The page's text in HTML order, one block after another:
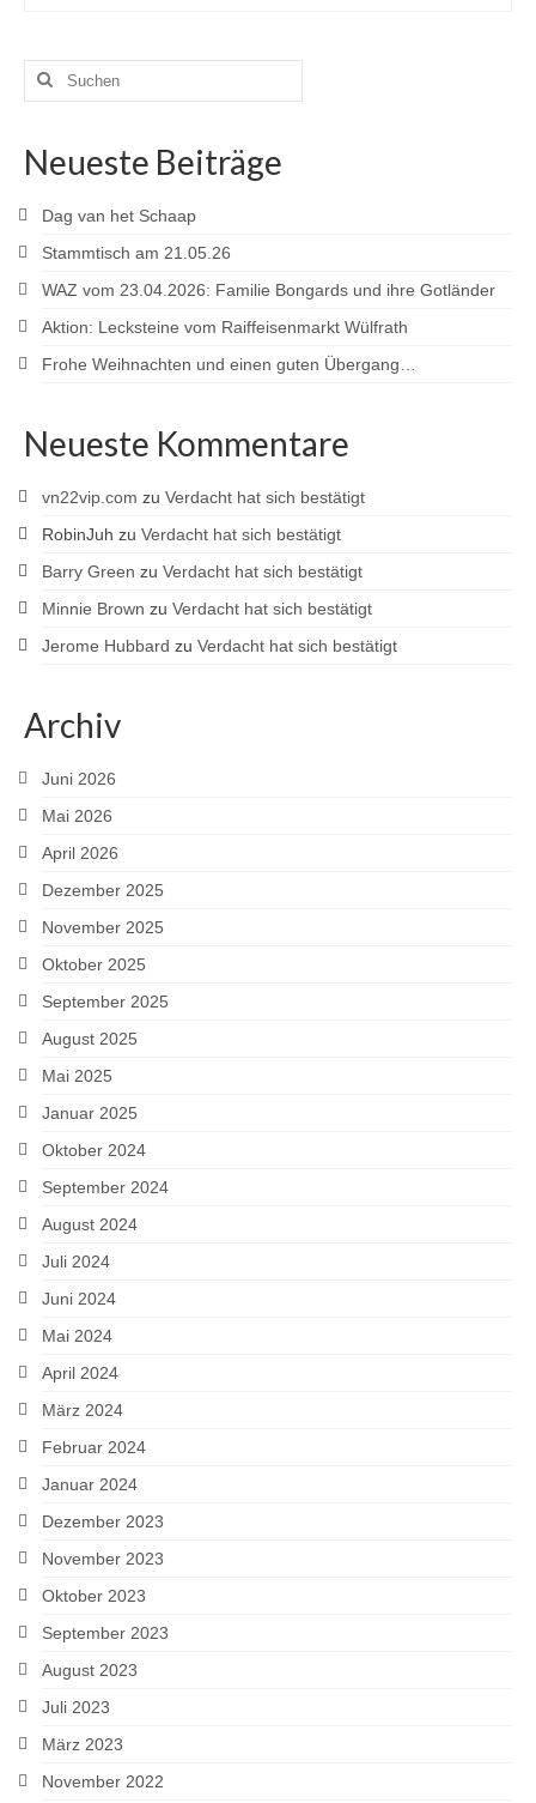
Formulare
Tierärzte
Sponsoren
Suchen
Neueste Beiträge
Dag van het Schaap
Stammtisch am 21.05.26
WAZ vom 23.04.2026: Familie Bongards und ihre Gotländer
Aktion: Lecksteine vom Raiffeisenmarkt Wülfrath
Frohe Weihnachten und einen guten Übergang…
Neueste Kommentare
vn22vip.com zu Verdacht hat sich bestätigt
RobinJuh zu Verdacht hat sich bestätigt
Barry Green zu Verdacht hat sich bestätigt
Minnie Brown zu Verdacht hat sich bestätigt
Jerome Hubbard zu Verdacht hat sich bestätigt
Archiv
Juni 2026
Mai 2026
April 2026
Dezember 2025
November 2025
Oktober 2025
September 2025
August 2025
Mai 2025
Januar 2025
Oktober 2024
September 2024
August 2024
Juli 2024
Juni 2024
Mai 2024
April 2024
März 2024
Februar 2024
Januar 2024
Dezember 2023
November 2023
Oktober 2023
September 2023
August 2023
Juli 2023
März 2023
November 2022